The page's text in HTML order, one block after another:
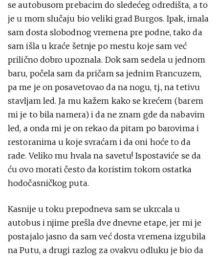
se autobusom prebacim do sledećeg odredišta, a to
je u mom slučaju bio veliki grad Burgos. Ipak, imala
sam dosta slobodnog vremena pre podne, tako da
sam išla u kraće šetnje po mestu koje sam već
prilično dobro upoznala. Dok sam sedela u jednom
baru, počela sam da pričam sa jednim Francuzem,
pa me je on posavetovao da na nogu, tj., na tetivu
stavljam led. Ja mu kažem kako se krećem (barem
mi je to bila namera) i da ne znam gde da nabavim
led, a onda mi je on rekao da pitam po barovima i
restoranima u koje svraćam i da oni hoće to da
rade. Veliko mu hvala na savetu! Ispostaviće se da
ću ovo morati često da koristim tokom ostatka
hodočasničkog puta.
Kasnije u toku prepodneva sam se ukrcala u
autobus i njime prešla dve dnevne etape, jer mi je
postajalo jasno da sam već dosta vremena izgubila
na Putu, a drugi razlog za ovakvu odluku je bio da